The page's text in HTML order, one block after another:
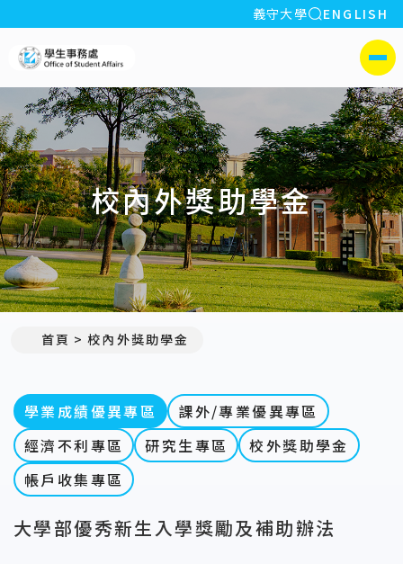
:::
義守大學 全站搜索
ENGLISH
側選單
校內外獎助學金
首頁 校內外獎助學金
學業成績優異專區
課外/專業優異專區
經濟不利專區
研究生專區
校外獎助學金
帳戶收集專區
大學部優秀新生入學獎勵及補助辦法